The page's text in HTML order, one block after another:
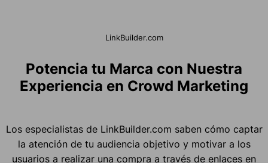
LinkBuilder.com
Potencia tu Marca con Nuestra
Experiencia en Crowd Marketing
Los especialistas de LinkBuilder.com saben cómo captar
la atención de tu audiencia objetivo y motivar a los
usuarios a realizar una compra a través de enlaces en